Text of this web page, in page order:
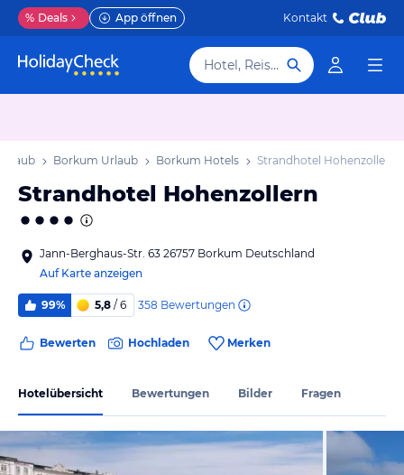
% Deals App öffnen Kontakt
Hotel, Reiseziel
Borkum Urlaub Borkum Hotels Strandhotel Hohenzollern
Strandhotel Hohenzollern
Jann-Berghaus-Str. 63 26757 Borkum Deutschland
Auf Karte anzeigen
99% 5,8 / 6 358 Bewertungen
Bewerten Hochladen Merken
Hotelübersicht Bewertungen Bilder Fragen